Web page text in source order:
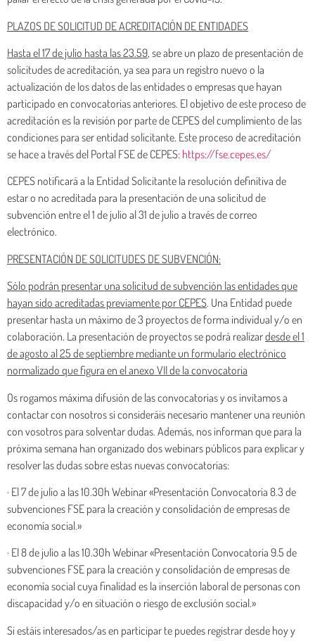
PLAZOS DE SOLICITUD DE ACREDITACIÓN DE ENTIDADES
Hasta el 17 de julio hasta las 23.59, se abre un plazo de presentación de
solicitudes de acreditación, ya sea para un registro nuevo o la
actualización de los datos de las entidades o empresas que hayan
participado en convocatorias anteriores. El objetivo de este proceso de
acreditación es la revisión por parte de CEPES del cumplimiento de las
condiciones para ser entidad solicitante. Este proceso de acreditación
se hace a través del Portal FSE de CEPES: https://fse.cepes.es/
CEPES notificará a la Entidad Solicitante la resolución definitiva de
estar o no acreditada para la presentación de una solicitud de
subvención entre el 1 de julio al 31 de julio a través de correo
electrónico.
PRESENTACIÓN DE SOLICITUDES DE SUBVENCIÓN:
Sólo podrán presentar una solicitud de subvención las entidades que
hayan sido acreditadas previamente por CEPES. Una Entidad puede
presentar hasta un máximo de 3 proyectos de forma individual y/o en
colaboración. La presentación de proyectos se podrá realizardesde el 1
de agosto al 25 de septiembre mediante un formulario electrónico
normalizado que figura en el anexo VII de la convocatoria
Os rogamos máxima difusión de las convocatorias y os invitamos a
contactar con nosotros si consideráis necesario mantener una reunión
con vosotros para solventar dudas. Además, nos informan que para la
próxima semana han organizado dos webinars públicos para explicar y
resolver las dudas sobre estas nuevas convocatorias:
· El 7 de julio a las 10.30h Webinar «Presentación Convocatoria 8.3 de
subvenciones FSE para la creación y consolidación de empresas de
economía social.»
· El 8 de julio a las 10.30h Webinar «Presentación Convocatoria 9.5 de
subvenciones FSE para la creación y consolidación de empresas de
economía social cuya finalidad es la inserción laboral de personas con
discapacidad y/o en situación o riesgo de exclusión social.»
Si estáis interesados/as en participar te puedes registrar desde hoy y